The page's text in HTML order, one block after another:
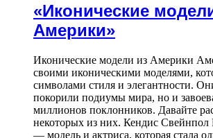
«Иконические
Америки»
Иконические модели из Америки
своими иконическими моделями,
символами стиля и элегантности.
покорили подиумы мира, но и
миллионов поклонников. Давайте
некоторых из них. Кендис
— модель и актриса, которая стала